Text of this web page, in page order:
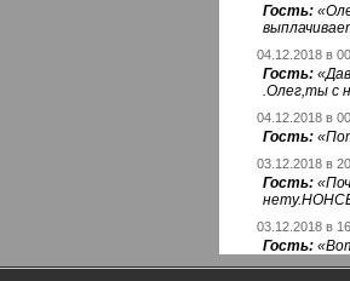
Гость: «
04.12.2018 в
Гость: «
.Олег,ты с
04.12.2018 в
Гость: «
03.12.2018 в
Гость: «
03.12.2018 в
Гость: «